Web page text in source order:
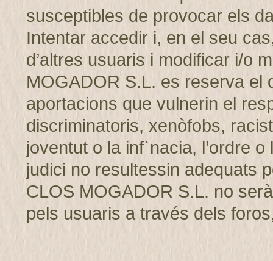
susceptibles de provocar els
Intentar accedir i, en el seu
d’altres usuaris i modificar i/o
MOGADOR S.L. es reserva el
aportacions que vulnerin el
discriminatoris, xenòfobs,
joventut o la inf`nacia, l’ordre
judici no resultessin adequats
CLOS MOGADOR S.L. no
pels usuaris a través dels